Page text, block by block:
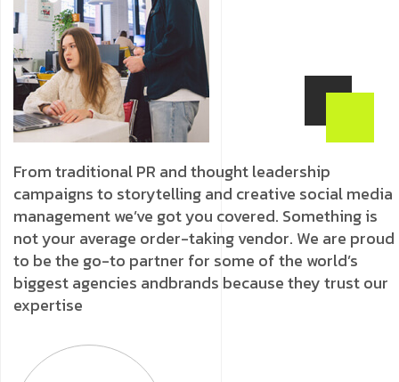
From traditional PR and thought leadership
campaigns to storytelling and creative social media
management we’ve got you covered. Something is
not your average order-taking vendor. We are proud
to be the go-to partner for some of the world’s
biggest agencies andbrands because they trust our
expertise